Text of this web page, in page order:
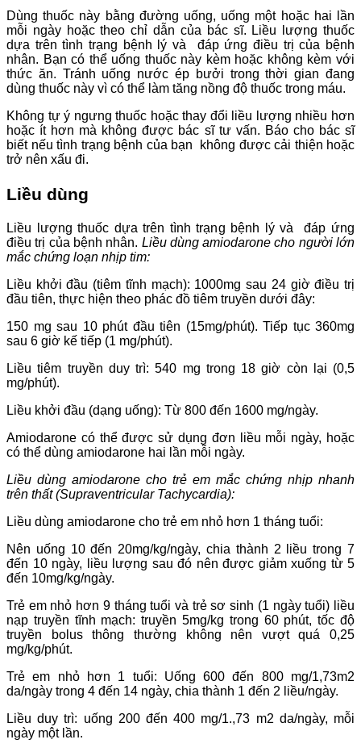
Dùng thuốc này bằng đường uống, uống một hoặc hai lần
mỗi ngày hoặc theo chỉ dẫn của bác sĩ. Liều lượng thuốc
dựa trên tình trạng bệnh lý và đáp ứng điều trị của bệnh
nhân. Bạn có thể uống thuốc này kèm hoặc không kèm với
thức ăn. Tránh uống nước ép bưởi trong thời gian đang
dùng thuốc này vì có thể làm tăng nồng độ thuốc trong máu.
Không tự ý ngưng thuốc hoặc thay đổi liều lượng nhiều hơn
hoặc ít hơn mà không được bác sĩ tư vấn. Báo cho bác sĩ
biết nếu tình trạng bệnh của bạn không được cải thiện hoặc
trở nên xấu đi.
Liều dùng
Liều lượng thuốc dựa trên tình trạng bệnh lý và đáp ứng
điều trị của bệnh nhân. Liều dùng amiodarone cho người lớn
mắc chứng loạn nhịp tim:
Liều khởi đầu (tiêm tĩnh mạch): 1000mg sau 24 giờ điều trị
đầu tiên, thực hiện theo phác đồ tiêm truyền dưới đây:
150 mg sau 10 phút đầu tiên (15mg/phút). Tiếp tục 360mg
sau 6 giờ kế tiếp (1 mg/phút).
Liều tiêm truyền duy trì: 540 mg trong 18 giờ còn lại (0,5
mg/phút).
Liều khởi đầu (dạng uống): Từ 800 đến 1600 mg/ngày.
Amiodarone có thể được sử dụng đơn liều mỗi ngày, hoặc
có thể dùng amiodarone hai lần mỗi ngày.
Liều dùng amiodarone cho trẻ em mắc chứng nhịp nhanh
trên thất (Supraventricular Tachycardia):
Liều dùng amiodarone cho trẻ em nhỏ hơn 1 tháng tuổi:
Nên uống 10 đến 20mg/kg/ngày, chia thành 2 liều trong 7
đến 10 ngày, liều lượng sau đó nên được giảm xuống từ 5
đến 10mg/kg/ngày.
Trẻ em nhỏ hơn 9 tháng tuổi và trẻ sơ sinh (1 ngày tuổi) liều
nạp truyền tĩnh mạch: truyền 5mg/kg trong 60 phút, tốc độ
truyền bolus thông thường không nên vượt quá 0,25
mg/kg/phút.
Trẻ em nhỏ hơn 1 tuổi: Uống 600 đến 800 mg/1,73m2
da/ngày trong 4 đến 14 ngày, chia thành 1 đến 2 liều/ngày.
Liều duy trì: uống 200 đến 400 mg/1.,73 m2 da/ngày, mỗi
ngày một lần.